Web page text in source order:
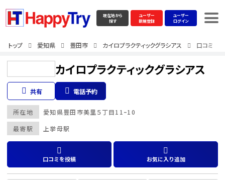
現在地から
探す
ユーザー
新規登録
ユーザー
ログイン
トップ 愛知県 豊田市 カイロプラクティックグラシアス 口コミ
カイロプラクティックグラシアス
共有 電話予約
最寄駅 上挙母駅
所在地 愛知県豊田市美里５丁目11ｰ10
口コミを投稿 お気に入り追加